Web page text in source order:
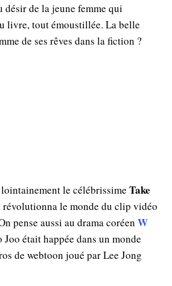
désir de la jeune femme qui
livre, tout émoustillée. La belle
de ses rêves dans la fiction ?
le célébrissime Take
le monde du clip vidéo
pense aussi au drama coréen W
était happée dans un monde
de webtoon joué par Lee Jong